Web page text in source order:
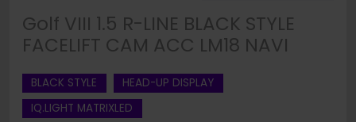
Golf VIII 1.5 R-LINE BLACK STYLE
FACELIFT CAM ACC LM18 NAVI
BLACK STYLE
HEAD-UP DISPLAY
IQ.LIGHT MATRIXLED